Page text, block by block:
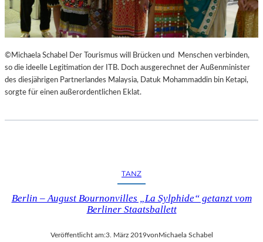
©Michaela Schabel Der Tourismus will Brücken und Menschen verbinden,
so die ideelle Legitimation der ITB. Doch ausgerechnet der Außenminister
des diesjährigen Partnerlandes Malaysia, Datuk Mohammaddin bin Ketapi,
sorgte für einen außerordentlichen Eklat.
TANZ
Berlin – August Bournonvilles „La Sylphide“ getanzt vom
Berliner Staatsballett
Veröffentlicht am:3. März 2019von Michaela Schabel